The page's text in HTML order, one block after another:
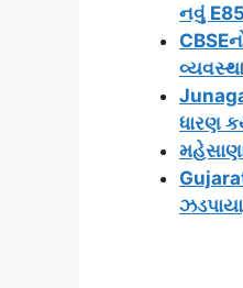
નવું
વ્યવસ્થા
ધારણ